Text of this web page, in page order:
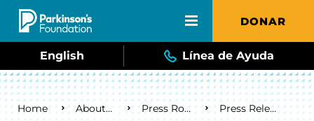
Skip to main content DONAR
English Línea de Ayuda
Breadcrumb
Home About Us Press Room Press Releases